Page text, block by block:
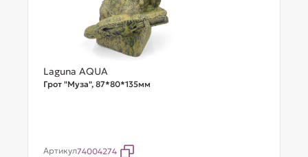
Laguna AQUA
Грот "Муза", 87*80*135мм
Артикул74004274